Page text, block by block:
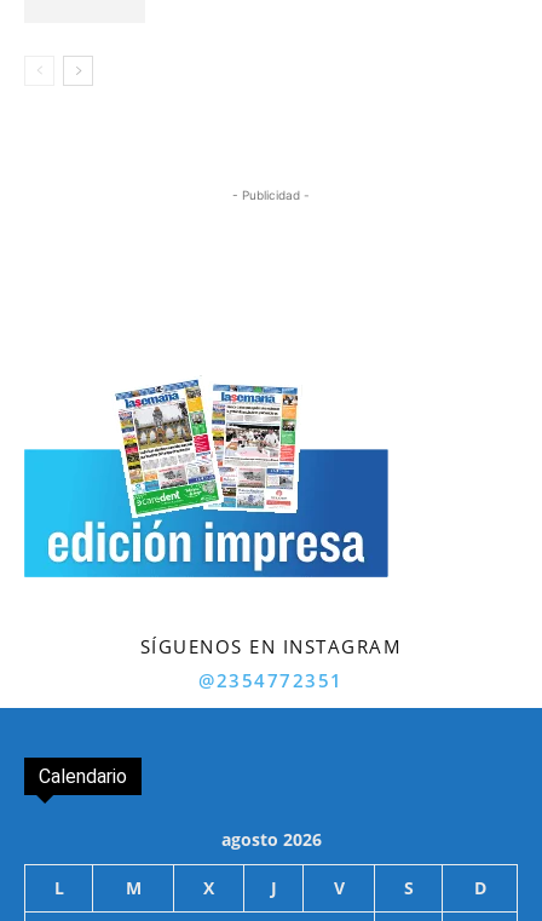
- Publicidad -
SÍGUENOS EN INSTAGRAM
@2354772351
Calendario
agosto 2026
L M X J V S D